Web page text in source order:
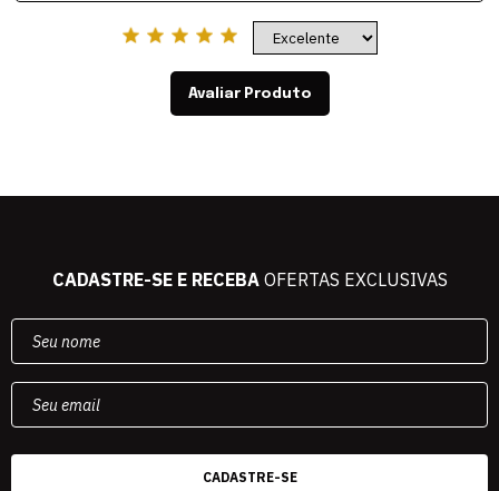
Avaliar Produto
CADASTRE-SE E RECEBAOFERTAS EXCLUSIVAS